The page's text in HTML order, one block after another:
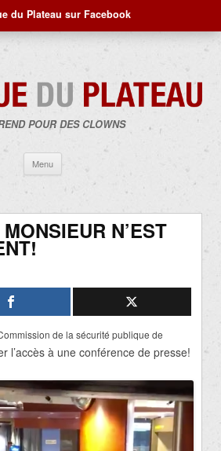
du Plateau sur Facebook
POUR DES CLOWNS
Menu
contenu
N’EST
de la sécurité publique de
l’accès à une conférence de presse!